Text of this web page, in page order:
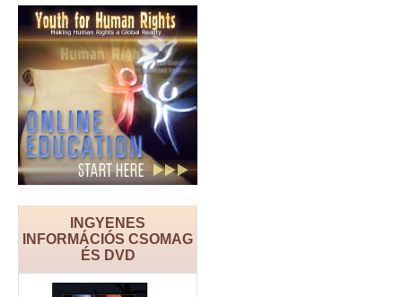
INGYENES
INFORMÁCIÓS CSOMAG
ÉS DVD